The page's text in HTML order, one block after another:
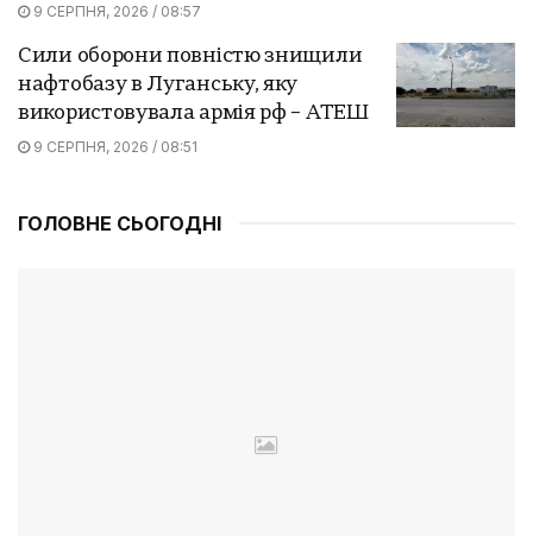
9 СЕРПНЯ, 2026 / 08:57
Сили оборони повністю знищили
нафтобазу в Луганську, яку
використовувала армія рф – АТЕШ
9 СЕРПНЯ, 2026 / 08:51
ГОЛОВНЕ СЬОГОДНІ